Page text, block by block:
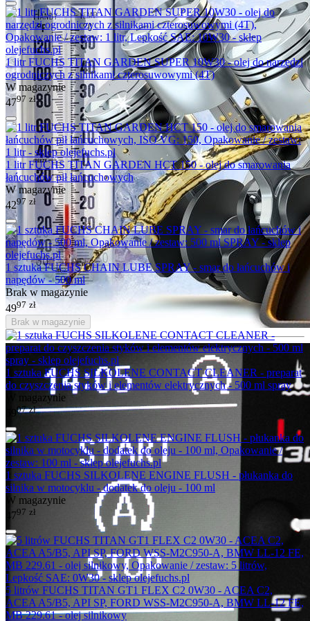
1 litr FUCHS TITAN GARDEN SUPER 10W30 - olej do narzędzi
ogrodniczych z silnikami czterosuwowymi (4T)
W magazynie
4797 zł
1 litr FUCHS TITAN GARDEN HCT 150 - olej do smarowania
łańcuchów pił łańcuchowych
W magazynie
4297 zł
1 sztuka FUCHS CHAIN LUBE SPRAY - smar do łańcuchów i
napędów - 500 ml
Brak w magazynie
4997 zł
Brak w magazynie
1 sztuka FUCHS SILKOLENE CONTACT CLEANER - preparat
do czyszczenia styków i elementów elektrycznych - 500 ml spray
W magazynie
97 zł
1 sztuka FUCHS SILKOLENE ENGINE FLUSH - płukanka do
silnika w motocyklu - dodatek do oleju - 100 ml
W magazynie
4797 zł
5 litrów FUCHS TITAN GT1 FLEX C2 0W30 - ACEA C2,
ACEA A5/B5, API SP, FORD WSS-M2C950-A, BMW LL-12 FE,
MB 229.61 - olej silnikowy